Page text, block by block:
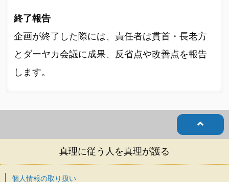
終了報告
企画が終了した際には、責任者は貫首・長老方
とダーヤカ会議に成果、反省点や改善点を報告
します。
真理に従う人を真理が護る
個人情報の取り扱い